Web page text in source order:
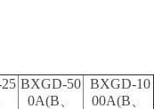
BXGD-50
0A(B、
BXGD-10
00A(B、